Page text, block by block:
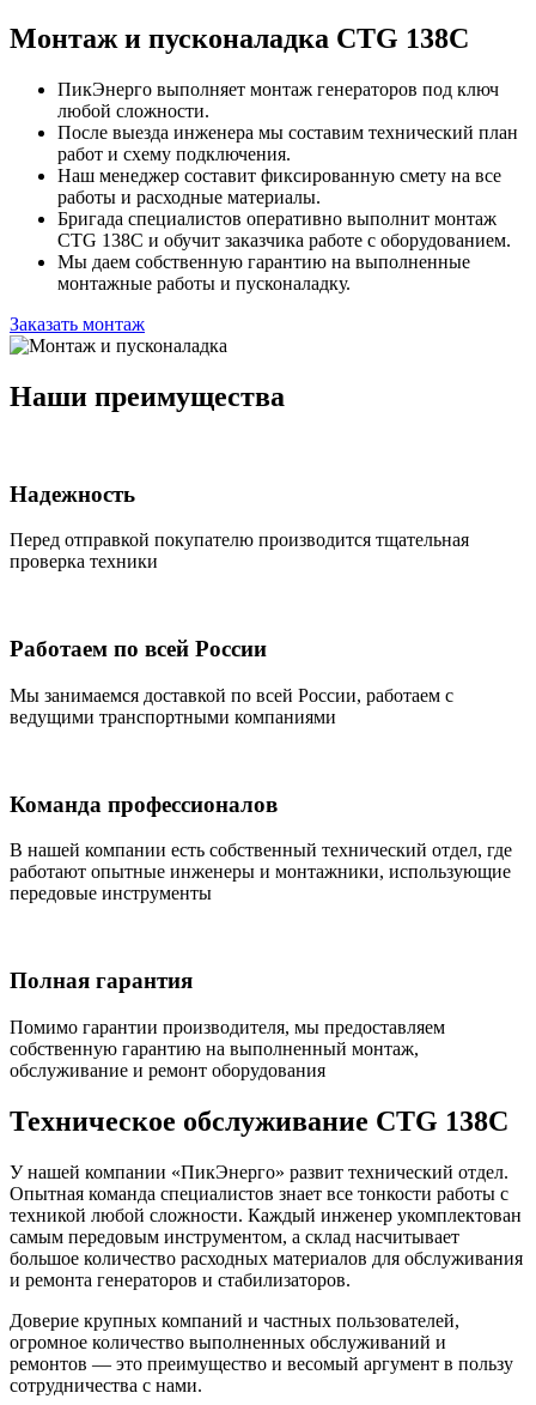
Монтаж и пусконаладка CTG 138C
ПикЭнерго выполняет монтаж генераторов под ключ
любой сложности.
После выезда инженера мы составим технический план
работ и схему подключения.
Наш менеджер составит фиксированную смету на все
работы и расходные материалы.
Бригада специалистов оперативно выполнит монтаж
CTG 138C и обучит заказчика работе с оборудованием.
Мы даем собственную гарантию на выполненные
монтажные работы и пусконаладку.
Заказать монтаж
Наши преимущества
Надежность
Перед отправкой покупателю производится тщательная
проверка техники
Работаем по всей России
Мы занимаемся доставкой по всей России, работаем с
ведущими транспортными компаниями
Команда профессионалов
В нашей компании есть собственный технический отдел, где
работают опытные инженеры и монтажники, использующие
передовые инструменты
Полная гарантия
Помимо гарантии производителя, мы предоставляем
собственную гарантию на выполненный монтаж,
обслуживание и ремонт оборудования
Техническое обслуживание CTG 138C
У нашей компании «ПикЭнерго» развит технический отдел.
Опытная команда специалистов знает все тонкости работы с
техникой любой сложности. Каждый инженер укомплектован
самым передовым инструментом, а склад насчитывает
большое количество расходных материалов для обслуживания
и ремонта генераторов и стабилизаторов.
Доверие крупных компаний и частных пользователей,
огромное количество выполненных обслуживаний и
ремонтов — это преимущество и весомый аргумент в пользу
сотрудничества с нами.